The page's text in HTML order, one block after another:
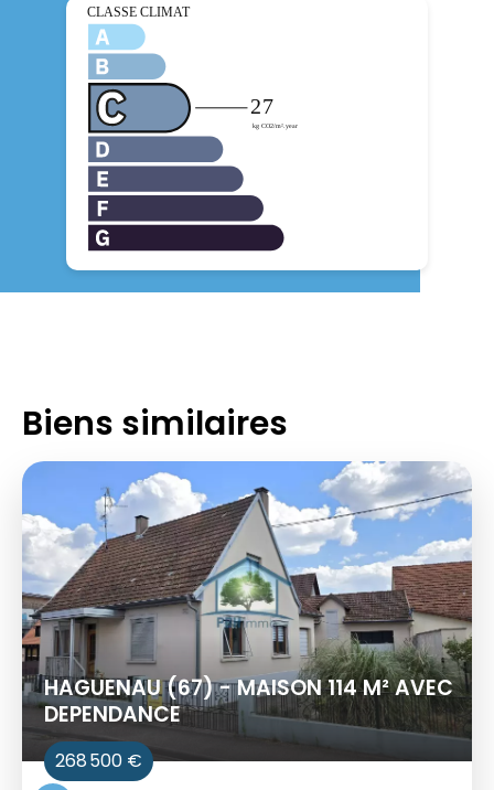
Biens similaires
HAGUENAU (67) - MAISON 114 M² AVEC
DEPENDANCE
268 500 €